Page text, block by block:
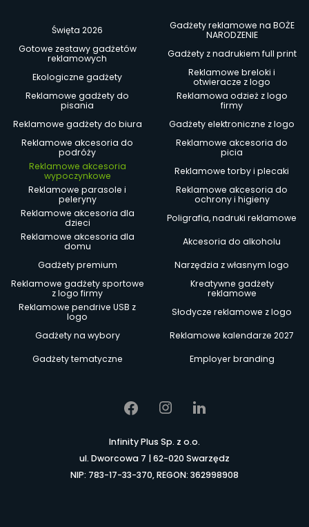
Święta 2026
Gadżety reklamowe na BOŻE
NARODZENIE
Gotowe zestawy gadżetów
reklamowych
Gadżety z nadrukiem full print
Ekologiczne gadżety
Reklamowe breloki i
otwieracze z logo
Reklamowe gadżety do
pisania
Reklamowa odzież z logo
firmy
Reklamowe gadżety do biura
Gadżety elektroniczne z logo
Reklamowe akcesoria do
podróży
Reklamowe akcesoria do
picia
Reklamowe akcesoria
wypoczynkowe
Reklamowe torby i plecaki
Reklamowe parasole i
peleryny
Reklamowe akcesoria do
ochrony i higieny
Reklamowe akcesoria dla
dzieci
Poligrafia, nadruki reklamowe
Reklamowe akcesoria dla
domu
Akcesoria do alkoholu
Gadżety premium
Narzędzia z własnym logo
Reklamowe gadżety sportowe
z logo firmy
Kreatywne gadżety
reklamowe
Reklamowe pendrive USB z
logo
Słodycze reklamowe z logo
Gadżety na wybory
Reklamowe kalendarze 2027
Gadżety tematyczne
Employer branding
Infinity Plus Sp. z o.o.
ul. Dworcowa 7 | 62-020 Swarzędz
NIP: 783-17-33-370, REGON: 362998908